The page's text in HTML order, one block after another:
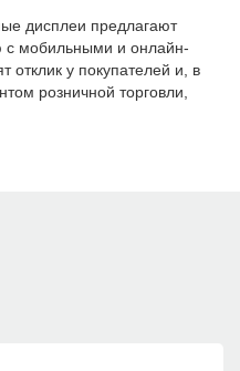
дисплеи предлагают
с мобильными и онлайн-
отклик у покупателей и, в
розничной торговли,